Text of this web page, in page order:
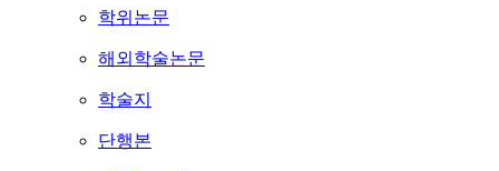
학위논문
해외학술논문
학술지
단행본